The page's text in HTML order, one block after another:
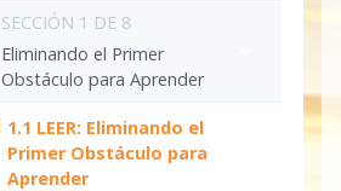
SECCIÓN 1 DE 8
Eliminando el Primer
Obstáculo para Aprender
1.‎1 LEER: Eliminando el
Primer Obstáculo para
Aprender